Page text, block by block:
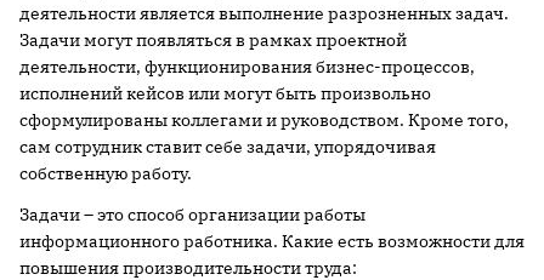
деятельности является выполнение разрозненных задач.
Задачи могут появляться в рамках проектной
деятельности, функционирования бизнес-процессов,
исполнений кейсов или могут быть произвольно
сформулированы коллегами и руководством. Кроме того,
сам сотрудник ставит себе задачи, упорядочивая
собственную работу.
Задачи – это способ организации работы
информационного работника. Какие есть возможности для
повышения производительности труда: